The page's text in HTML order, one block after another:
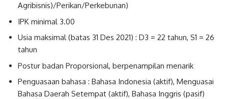
Agribisnis)/Perikan/Perkebunan)
IPK minimal 3.00
Usia maksimal (batas 31 Des 2021) : D3 = 22 tahun, S1 = 26
tahun
Postur badan Proporsional, berpenampilan menarik
Penguasaan bahasa : Bahasa Indonesia (aktif), Menguasai
Bahasa Daerah Setempat (aktif), Bahasa Inggris (pasif)